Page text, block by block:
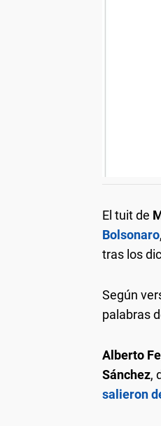
El tuit de
Bolsonaro
tras los
Según
palabras
Alberto
Sánchez,
salieron